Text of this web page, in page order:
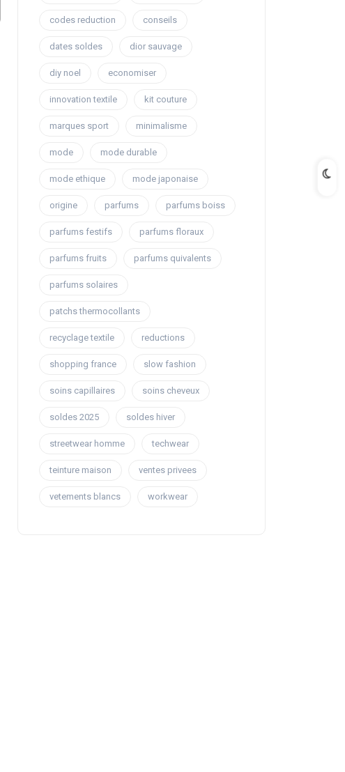
codes reduction conseils
dates soldes dior sauvage
diy noel economiser
innovation textile kit couture
marques sport minimalisme
mode mode durable
mode ethique mode japonaise
origine parfums parfums boiss
parfums festifs parfums floraux
parfums fruits parfums quivalents
parfums solaires
patchs thermocollants
recyclage textile reductions
shopping france slow fashion
soins capillaires soins cheveux
soldes 2025 soldes hiver
streetwear homme techwear
teinture maison ventes privees
vetements blancs workwear